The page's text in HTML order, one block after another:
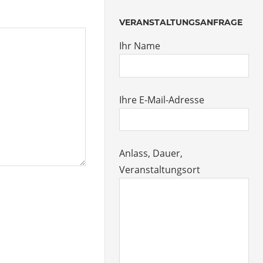
VERANSTALTUNGSANFRAGE
Ihr Name
Ihre E-Mail-Adresse
Anlass, Dauer,
Veranstaltungsort